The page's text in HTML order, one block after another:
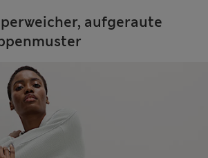
aufgeraute